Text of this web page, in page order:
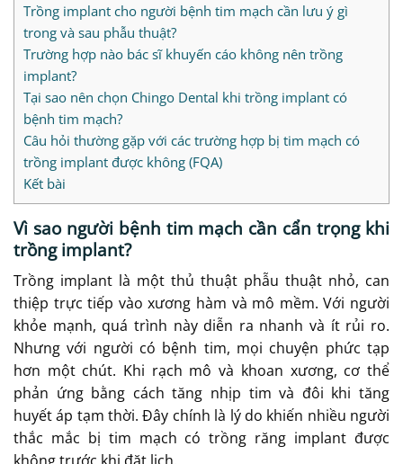
Trồng implant cho người bệnh tim mạch cần lưu ý gì
trong và sau phẫu thuật?
Trường hợp nào bác sĩ khuyến cáo không nên trồng
implant?
Tại sao nên chọn Chingo Dental khi trồng implant có
bệnh tim mạch?
Câu hỏi thường gặp với các trường hợp bị tim mạch có
trồng implant được không (FQA)
Kết bài
Vì sao người bệnh tim mạch cần cẩn trọng khi
trồng implant?
Trồng implant là một thủ thuật phẫu thuật nhỏ, can
thiệp trực tiếp vào xương hàm và mô mềm. Với người
khỏe mạnh, quá trình này diễn ra nhanh và ít rủi ro.
Nhưng với người có bệnh tim, mọi chuyện phức tạp
hơn một chút. Khi rạch mô và khoan xương, cơ thể
phản ứng bằng cách tăng nhịp tim và đôi khi tăng
huyết áp tạm thời. Đây chính là lý do khiến nhiều người
thắc mắc bị tim mạch có trồng răng implant được
không trước khi đặt lịch.